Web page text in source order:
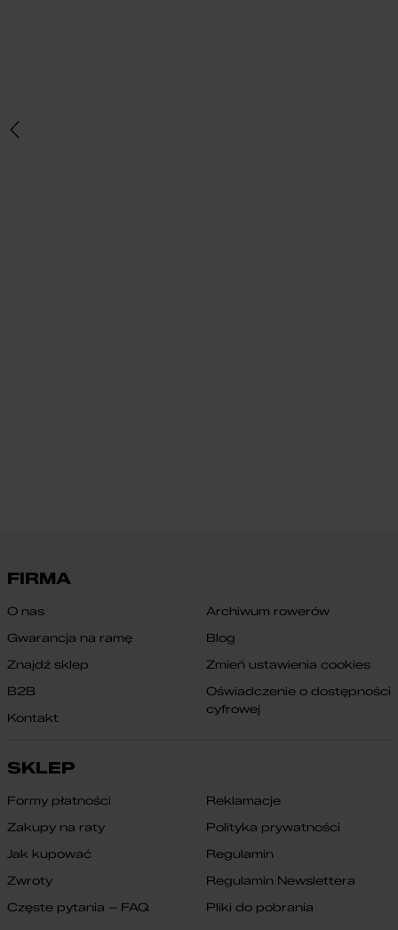
FIRMA
O nas
Gwarancja na ramę
Znajdź sklep
B2B
Kontakt
Archiwum rowerów
Blog
Zmień ustawienia cookies
Oświadczenie o dostępności
cyfrowej
SKLEP
Formy płatności
Zakupy na raty
Jak kupować
Zwroty
Częste pytania – FAQ
Reklamacje
Polityka prywatności
Regulamin
Regulamin Newslettera
Pliki do pobrania